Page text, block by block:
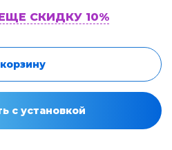
СКИДКУ 10%
с установкой